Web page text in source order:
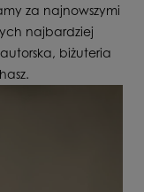
za najnowszymi
najbardziej
biżuteria